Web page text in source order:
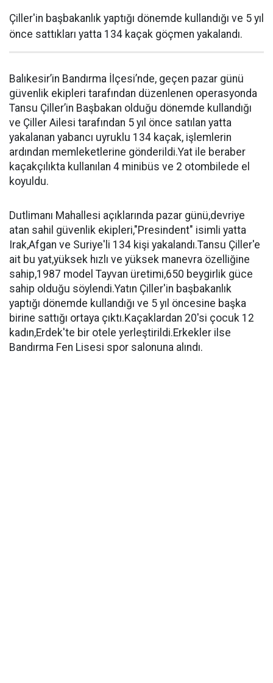
Çiller'in başbakanlık yaptığı dönemde kullandığı ve 5 yıl
önce sattıkları yatta 134 kaçak göçmen yakalandı.
Balıkesir’in Bandırma İlçesi’nde, geçen pazar günü
güvenlik ekipleri tarafından düzenlenen operasyonda
Tansu Çiller’in Başbakan olduğu dönemde kullandığı
ve Çiller Ailesi tarafından 5 yıl önce satılan yatta
yakalanan yabancı uyruklu 134 kaçak, işlemlerin
ardından memleketlerine gönderildi.Yat ile beraber
kaçakçılıkta kullanılan 4 minibüs ve 2 otombilede el
koyuldu.
Dutlimanı Mahallesi açıklarında pazar günü,devriye
atan sahil güvenlik ekipleri,"Presindent" isimli yatta
Irak,Afgan ve Suriye'li 134 kişi yakalandı.Tansu Çiller'e
ait bu yat,yüksek hızlı ve yüksek manevra özelliğine
sahip,1987 model Tayvan üretimi,650 beygirlik güce
sahip olduğu söylendi.Yatın Çiller'in başbakanlık
yaptığı dönemde kullandığı ve 5 yıl öncesine başka
birine sattığı ortaya çıktı.Kaçaklardan 20'si çocuk 12
kadın,Erdek'te bir otele yerleştirildi.Erkekler ilse
Bandırma Fen Lisesi spor salonuna alındı.